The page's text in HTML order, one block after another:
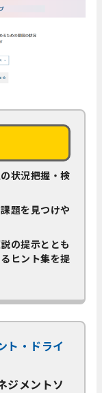
状況把握・検
題を見つけや
の提示ととも
ヒント集を提
ト・ドライ
ジメントソ